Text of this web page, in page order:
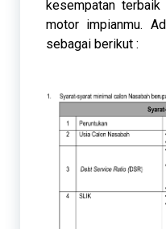
kesempatan
motor impianmu.
sebagai berikut :